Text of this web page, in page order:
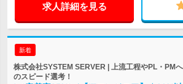
求人詳細を見る
新着
株式会社SYSTEM SERVER | 上流工程やPL・PM
のスピード選考！